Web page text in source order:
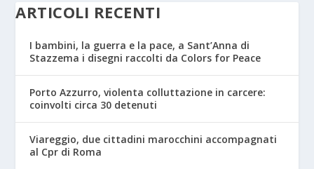
ARTICOLI RECENTI
I bambini, la guerra e la pace, a Sant’Anna di
Stazzema i disegni raccolti da Colors for Peace
Porto Azzurro, violenta colluttazione in carcere:
coinvolti circa 30 detenuti
Viareggio, due cittadini marocchini accompagnati
al Cpr di Roma